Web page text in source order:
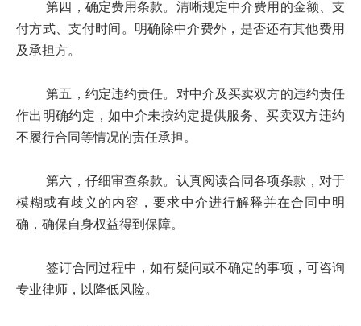
第四，确定费用条款。清晰规定中介费用的金额、支
付方式、支付时间。明确除中介费外，是否还有其他费用
及承担方。
第五，约定违约责任。对中介及买卖双方的违约责任
作出明确约定，如中介未按约定提供服务、买卖双方违约
不履行合同等情况的责任承担。
第六，仔细审查条款。认真阅读合同各项条款，对于
模糊或有歧义的内容，要求中介进行解释并在合同中明
确，确保自身权益得到保障。
签订合同过程中，如有疑问或不确定的事项，可咨询
专业律师，以降低风险。